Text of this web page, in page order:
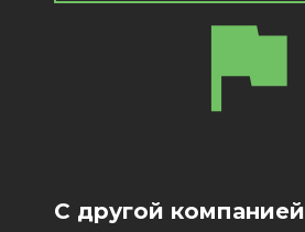
С другой компанией